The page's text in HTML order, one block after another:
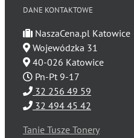
DANE KONTAKTOWE
NaszaCena.pl Katowice
Wojewódzka 31
40-026 Katowice
Pn-Pt 9-17
32 256 49 59
32 494 45 42
Tanie Tusze Tonery